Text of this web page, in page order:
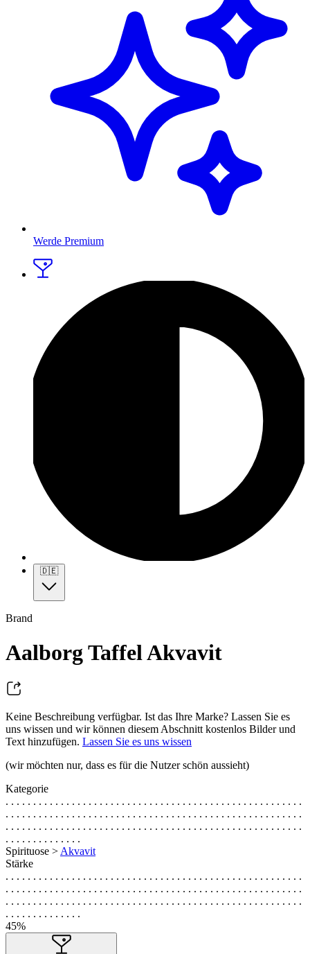
Werde Premium
🇩🇪
Brand
Aalborg Taffel Akvavit
Keine Beschreibung verfügbar. Ist das Ihre Marke? Lassen Sie es
uns wissen und wir können diesem Abschnitt kostenlos Bilder und
Text hinzufügen. Lassen Sie es uns wissen
(wir möchten nur, dass es für die Nutzer schön aussieht)
Kategorie
. . . . . . . . . . . . . . . . . . . . . . . . . . . . . . . . . . . . . . . . . . . . . . . . . . . . . .
. . . . . . . . . . . . . . . . . . . . . . . . . . . . . . . . . . . . . . . . . . . . . . . . . . . . . .
. . . . . . . . . . . . . . . . . . . . . . . . . . . . . . . . . . . . . . . . . . . . . . . . . . . . . .
. . . . . . . . . . . . . .
Spirituose > Akvavit
Stärke
. . . . . . . . . . . . . . . . . . . . . . . . . . . . . . . . . . . . . . . . . . . . . . . . . . . . . .
. . . . . . . . . . . . . . . . . . . . . . . . . . . . . . . . . . . . . . . . . . . . . . . . . . . . . .
. . . . . . . . . . . . . . . . . . . . . . . . . . . . . . . . . . . . . . . . . . . . . . . . . . . . . .
. . . . . . . . . . . . . .
45%